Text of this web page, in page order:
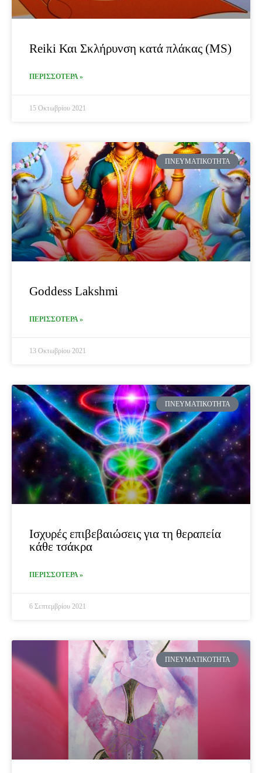
Reiki Και Σκλήρυνση κατά πλάκας (MS)
ΠΕΡΙΣΣΟΤΕΡΑ »
15 Οκτωβρίου 2021
ΠΝΕΥΜΑΤΙΚΌΤΗΤΑ
Goddess Lakshmi
ΠΕΡΙΣΣΟΤΕΡΑ »
13 Οκτωβρίου 2021
ΠΝΕΥΜΑΤΙΚΌΤΗΤΑ
Ισχυρές επιβεβαιώσεις για τη θεραπεία
κάθε τσάκρα
ΠΕΡΙΣΣΟΤΕΡΑ »
6 Σεπτεμβρίου 2021
ΠΝΕΥΜΑΤΙΚΌΤΗΤΑ